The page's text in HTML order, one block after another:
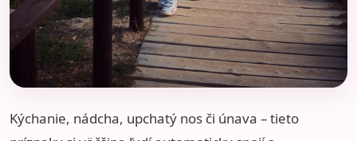
Kýchanie, nádcha, upchatý nos či únava – tieto